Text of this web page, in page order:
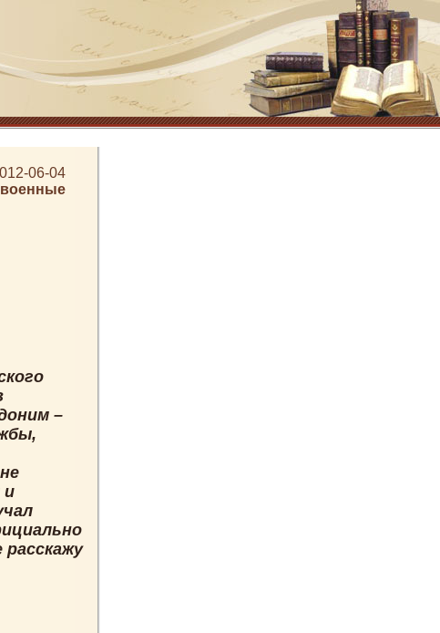
06-04
военные
–
и
расскажу